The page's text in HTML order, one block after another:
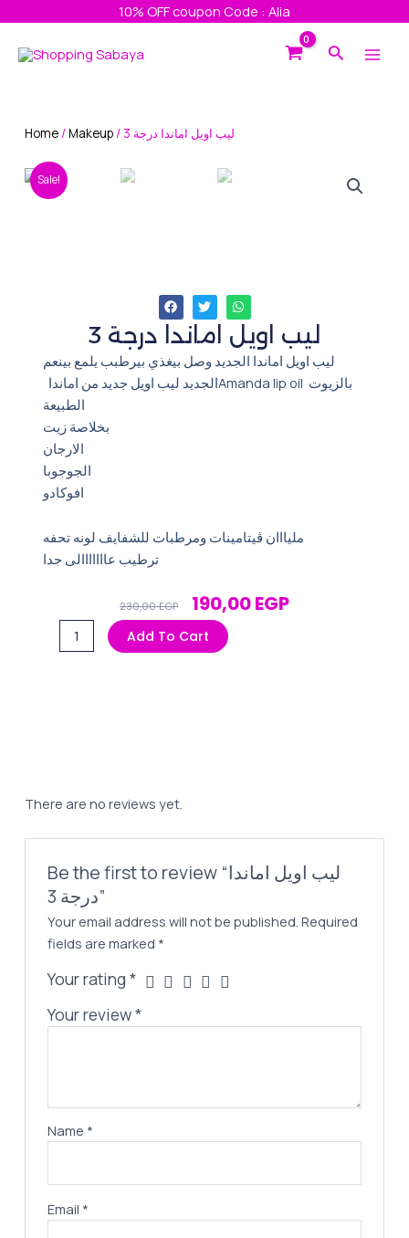
content
10% OFF coupon Code : Alia
Search
ليب اويل اماندا درجة 3
ليب اويل اماندا الجديد وصل بيغذي بيرطبب يلمع بينعم
الجديد ليب اويل جديد من اماندا ‏Amanda lip oil بالزيوت
الطبيعة
بخلاصة زيت
الارجان
الجوجوبا
افوكادو
مليااان ڤيتامينات ومرطبات للشفايف لونه تحفه
ترطيب عااااااالى جدا
230,00EGP Original
Price
Was:
190,00EGPCurrent
Add To Cart
Home/Makeup / ليب اويل اماندا درجة 3
Sale!
There are no reviews yet.
Be the first to review “ليب اويل اماندا
درجة 3”
Your email address will not be published. Required
fields are marked *
Your rating*
Your review*
Name *
Email *